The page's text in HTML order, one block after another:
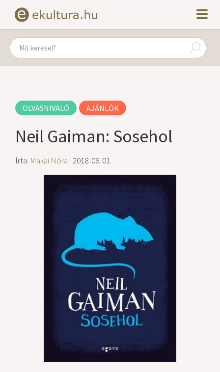
OLVASNIVALÓ AJÁNLÓK
Neil Gaiman: Sosehol
Írta: Makai Nóra | 2018. 06. 01.